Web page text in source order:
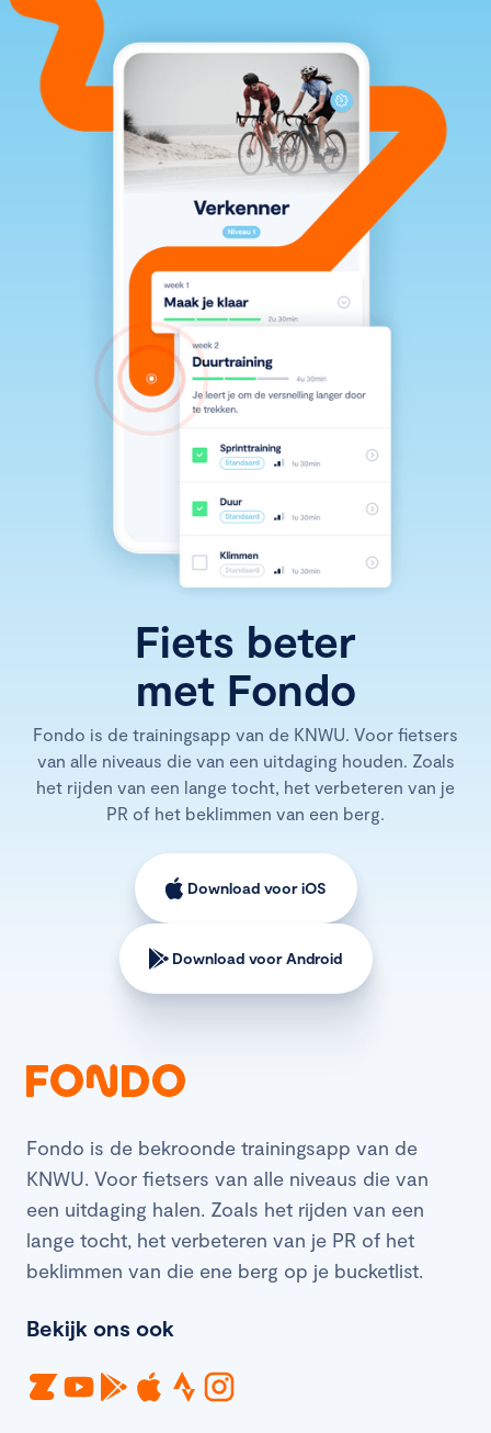
Fiets beter
met Fondo
Fondo is de trainingsapp van de KNWU. Voor fietsers
van alle niveaus die van een uitdaging houden. Zoals
het rijden van een lange tocht, het verbeteren van je
PR of het beklimmen van een berg.
Download voor iOS
Download voor Android
Fondo is de bekroonde trainingsapp van de
KNWU. Voor fietsers van alle niveaus die van
een uitdaging halen. Zoals het rijden van een
lange tocht, het verbeteren van je PR of het
beklimmen van die ene berg op je bucketlist.
Bekijk ons ook